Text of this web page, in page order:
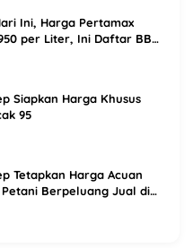
Ini, Harga Pertamax
per Liter, Ini Daftar BBM
Siapkan Harga Khusus
95
Tetapkan Harga Acuan
Petani Berpeluang Jual di